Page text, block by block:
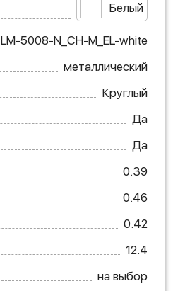
Белый
LM-5008-N_CH-M_EL-white
металлический
Круглый
Да
Да
0.39
0.46
0.42
12.4
на выбор